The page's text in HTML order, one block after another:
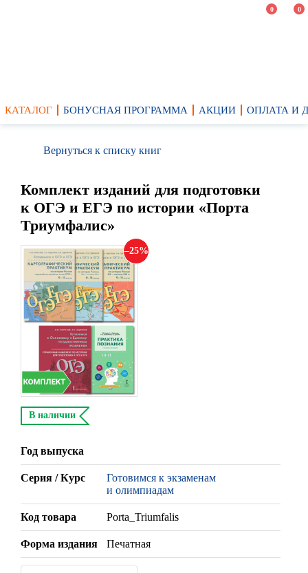
0 0
КАТАЛОГ БОНУСНАЯ ПРОГРАММА АКЦИИ ОПЛАТА И
Вернуться к списку книг
Комплект изданий для подготовки
к ОГЭ и ЕГЭ по истории «Порта
Триумфалис»
25
В наличии
Год выпуска
Серия / Курс
Готовимся к экзаменам
и олимпиадам
Код товара Porta_Triumfalis
Форма издания Печатная